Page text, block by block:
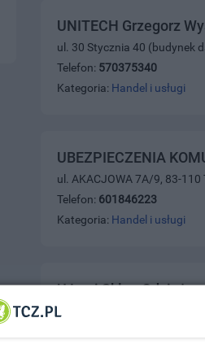
UNITECH Grzegorz
ul. 30 Stycznia 40 (budynek
Telefon: 570375340
Kategoria: Handel i usługi
UBEZPIECZENIA
ul. AKACJOWA 7A/9, 83-110
Telefon: 601846223
Kategoria: Handel i usługi
U Loni Sklep
ul. Gdańska 7, 83-110 Tczew